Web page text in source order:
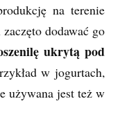
na terenie
dodawać go
ukrytą pod
w jogurtach,
używana jest też w